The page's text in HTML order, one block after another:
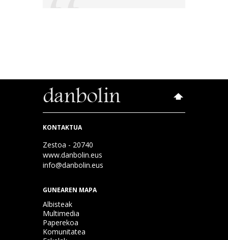
KONTAKTUA
Zestoa - 20740
www.danbolin.eus
info@danbolin.eus
GUNEAREN MAPA
Albisteak
Multimedia
Paperekoa
Komunitatea